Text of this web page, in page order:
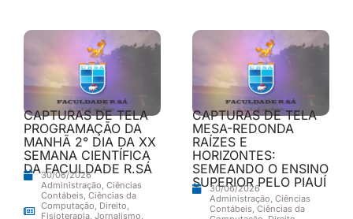
CAPTURAS DE TELA
PROGRAMAÇÃO DA
MANHÃ 2° DIA DA XX
SEMANA CIENTÍFICA
DA FACULDADE R.SÁ
30/06/2026
Administração, Ciências
Contábeis, Ciências da
Computação, Direito,
Fisioterapia, Jornalismo,
CAPTURAS DE TELA
MESA-REDONDA
RAÍZES E
HORIZONTES:
SEMEANDO O ENSINO
SUPERIOR PELO PIAUÍ
30/06/2026
Administração, Ciências
Contábeis, Ciências da